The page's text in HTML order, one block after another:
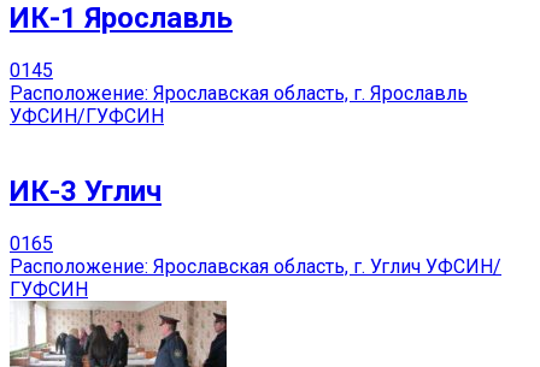
ИК-1 Ярославль
0145
Расположение: Ярославская область, г. Ярославль
УФСИН/ГУФСИН
ИК-3 Углич
0165
Расположение: Ярославская область, г. Углич УФСИН/
ГУФСИН